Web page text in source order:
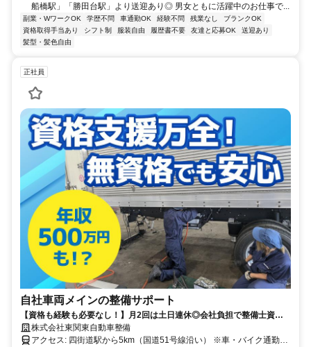
船橋駅」「勝田台駅」より送迎あり◎ 男女ともに活躍中のお仕事で...
副業・WワークOK 学歴不問 車通勤OK 経験不問 残業なし
ブランクOK
資格取得手当あり
シフト制 服装自由 履歴書不要 友達と応募OK
送迎あり
髪型・髪色自由
正社員
自社車両メインの整備サポート
【資格も経験も必要なし！】月2回は土日連休◎会社負担で整備士資格
を取得できる！賞与年2回・年収500万円以上も目指せます！
株式会社東関東自動車整備
アクセス: 四街道駅から5km（国道51号線沿い） ※車・バイク通勤